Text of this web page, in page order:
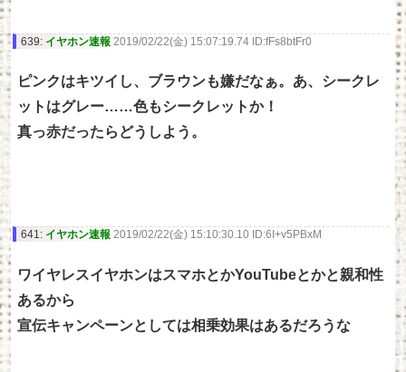
639: イヤホン速報 2019/02/22(金) 15:07:19.74 ID:fFs8btFr0
ピンクはキツイし、ブラウンも嫌だなぁ。あ、シークレ
ットはグレー……色もシークレットか！
真っ赤だったらどうしよう。
641: イヤホン速報 2019/02/22(金) 15:10:30.10 ID:6I+v5PBxM
ワイヤレスイヤホンはスマホとかYouTubeとかと親和性
あるから
宣伝キャンペーンとしては相乗効果はあるだろうな